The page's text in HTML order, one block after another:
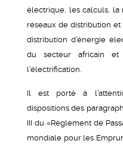
électrique, les calculs, la
réseaux de distribution et
distribution d’énergie
du secteur africain
l’électrification.
Il est porté à
dispositions des
III du «Règlement de
mondiale pour les